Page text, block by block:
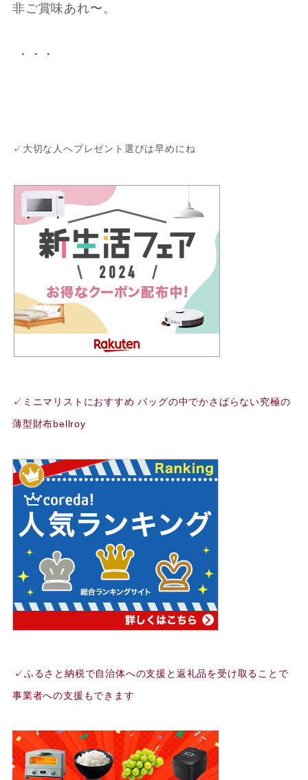
非ご賞味あれ〜。
・・・
✓大切な人へプレゼント選びは早めにね
✓ミニマリストにおすすめ バッグの中でかさばらない究極の
薄型財布bellroy
✓ふるさと納税で自治体への支援と返礼品を受け取ることで
事業者への支援もできます